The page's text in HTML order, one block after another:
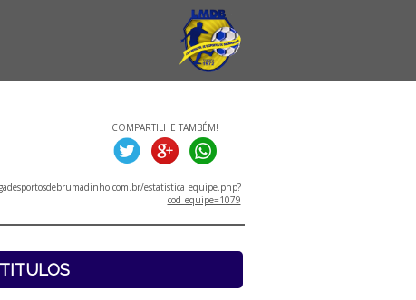
COMPARTILHE TAMBÉM!
estatistica_equipe.php?
cod_equipe=1079
TITULOS